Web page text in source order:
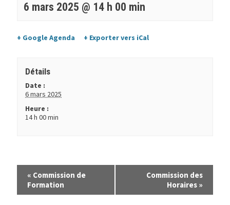
6 mars 2025 @ 14 h 00 min
+ Google Agenda + Exporter vers iCal
Détails
Date :
6 mars 2025
Heure :
14 h 00 min
« Commission de
Formation
Commission des
Horaires »